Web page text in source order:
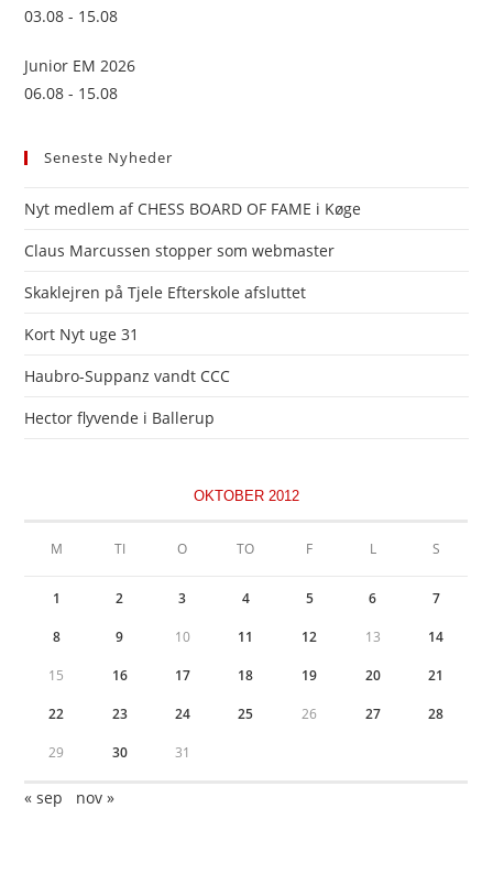
03.08 - 15.08
Junior EM 2026
06.08 - 15.08
Seneste Nyheder
Nyt medlem af CHESS BOARD OF FAME i Køge
Claus Marcussen stopper som webmaster
Skaklejren på Tjele Efterskole afsluttet
Kort Nyt uge 31
Haubro-Suppanz vandt CCC
Hector flyvende i Ballerup
OKTOBER 2012
M TI O TO F L S
1 2 3 4 5 6 7
8 9 10 11 12 13 14
15 16 17 18 19 20 21
22 23 24 25 26 27 28
29 30 31
« sep nov »